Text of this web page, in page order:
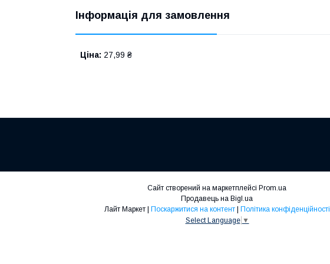
Інформація для замовлення
Ціна: 27,99 ₴
Сайт створений на маркетплейсі Prom.ua
Продавець на Bigl.ua
Лайт Маркет | Поскаржитися на контент | Політика конфіденційності
Select Language ▼